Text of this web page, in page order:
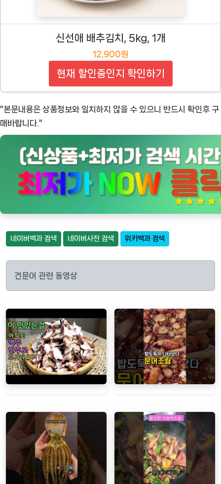
신선애 배추김치, 5kg, 1개
12,900원
현재 할인중인지 확인하기
"본문내용은 상품정보와 일치하지 않을 수 있으니 반드시 확인후 구
매바랍니다."
네이버백과 검색 네이버사전 검색 위키백과 검색
건문어 관련 동영상